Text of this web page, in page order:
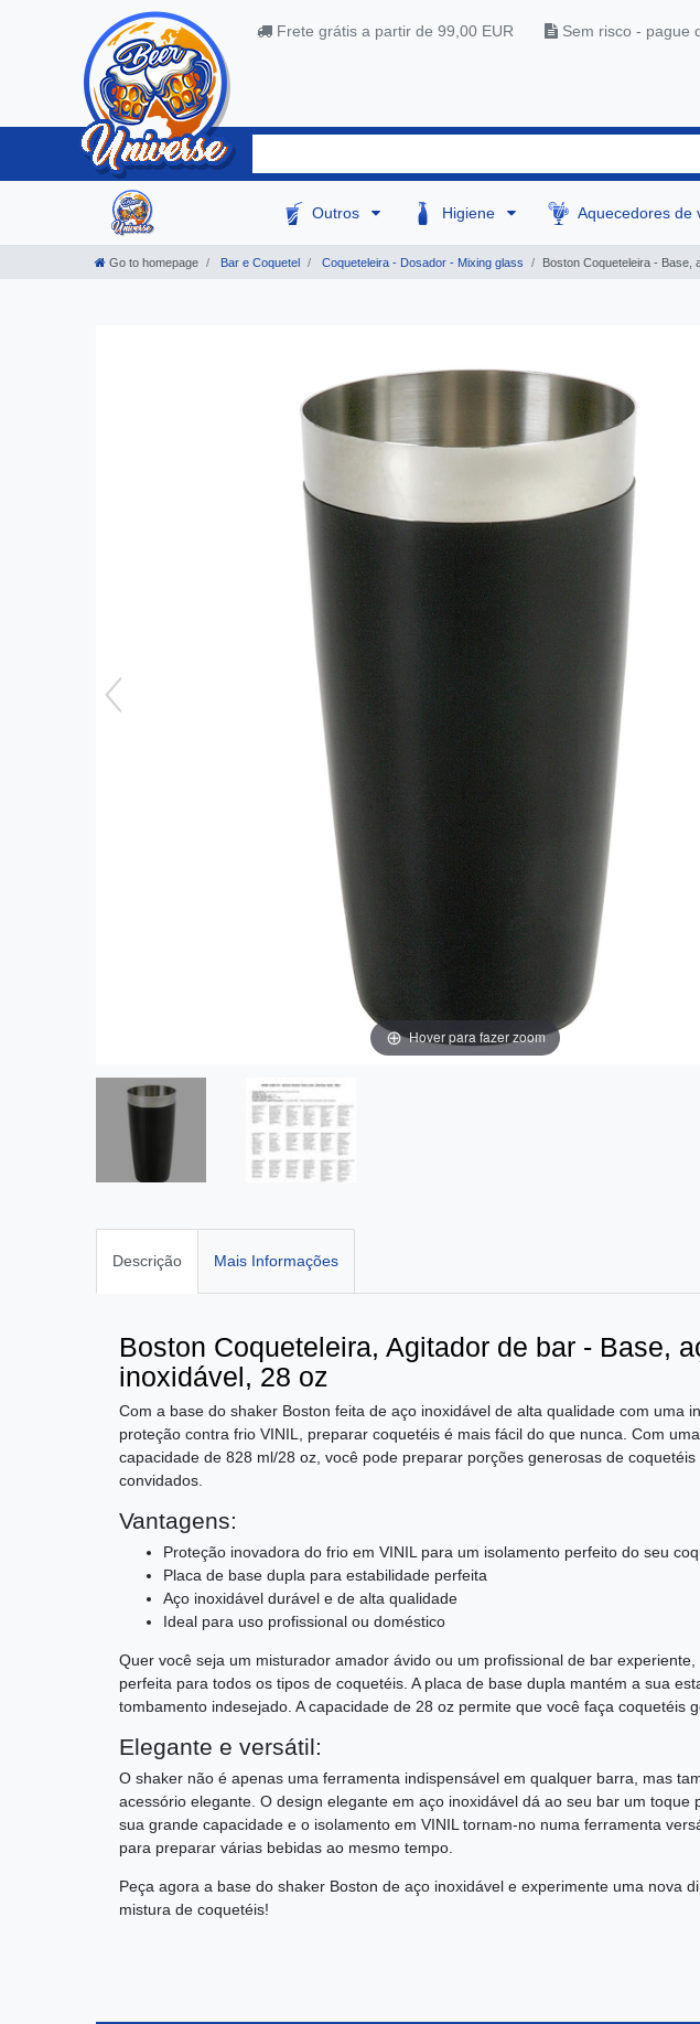
Frete grátis a partir de 99,00 EUR Sem risco - pague
Outros Higiene Aquecedores de
Go to homepage Bar e Coquetel Coqueteleira - Dosador - Mixing glass Boston Coqueteleira - Base,
Hover para fazer zoom
Descrição Mais Informações
Boston Coqueteleira, Agitador de bar - Base,
inoxidável, 28 oz
Com a base do shaker Boston feita de aço inoxidável de alta qualidade com uma
proteção contra frio VINIL, preparar coquetéis é mais fácil do que nunca. Com
capacidade de 828 ml/28 oz, você pode preparar porções generosas de coquetéis
convidados.
Vantagens:
Proteção inovadora do frio em VINIL para um isolamento perfeito do seu
Placa de base dupla para estabilidade perfeita
Aço inoxidável durável e de alta qualidade
Ideal para uso profissional ou doméstico
Quer você seja um misturador amador ávido ou um profissional de bar
perfeita para todos os tipos de coquetéis. A placa de base dupla mantém a sua
tombamento indesejado. A capacidade de 28 oz permite que você faça coquetéis
Elegante e versátil:
O shaker não é apenas uma ferramenta indispensável em qualquer barra, mas
acessório elegante. O design elegante em aço inoxidável dá ao seu bar um toque
sua grande capacidade e o isolamento em VINIL tornam-no numa ferramenta
para preparar várias bebidas ao mesmo tempo.
Peça agora a base do shaker Boston de aço inoxidável e experimente uma nova
mistura de coquetéis!